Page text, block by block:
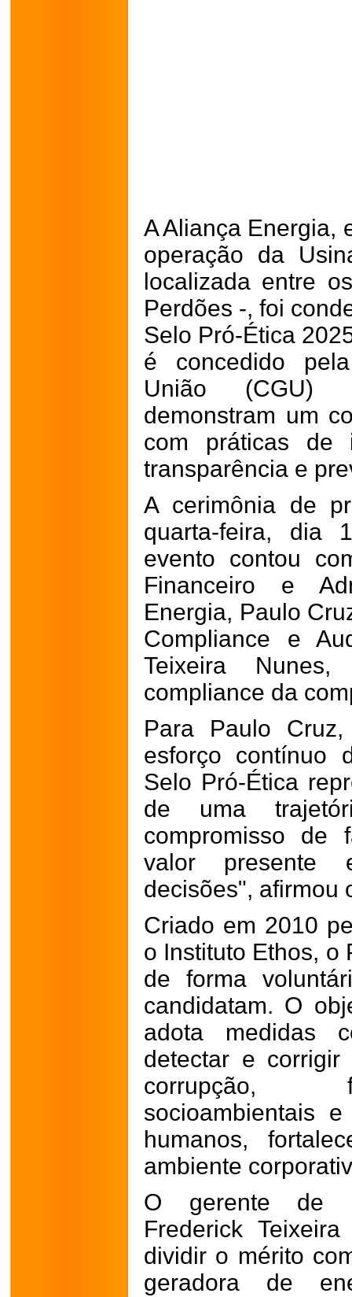
A Aliança Energia,
operação da
localizada entre
Perdões -, foi
Selo Pró-Ética
é concedido
União (CGU)
demonstram um
com práticas de
transparência e
A cerimônia de
quarta-feira, dia
evento contou
Financeiro e
Energia, Paulo
Compliance e
Teixeira
compliance da
Para Paulo
esforço contínuo
Selo Pró-Ética
de uma
compromisso de
valor presente
decisões", afirmou
Criado em 2010
o Instituto Ethos, o
de forma
candidatam. O
adota medidas
detectar e
corrupção,
socioambientais
humanos,
ambiente
O gerente de
Frederick
dividir o mérito
geradora de